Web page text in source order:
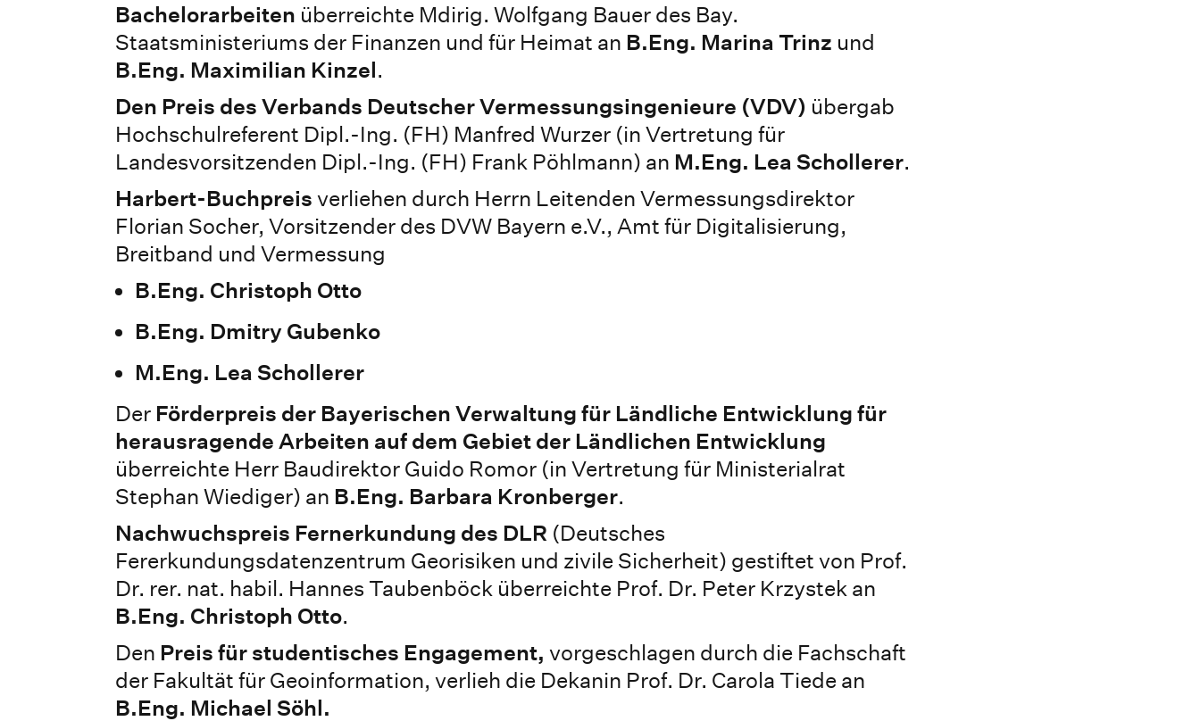
Bachelorarbeiten überreichte Mdirig. Wolfgang Bauer des Bay.
Staatsministeriums der Finanzen und für Heimat an B.Eng. Marina Trinz und
B.Eng. Maximilian Kinzel.
Den Preis des Verbands Deutscher Vermessungsingenieure (VDV) übergab
Hochschulreferent Dipl.-Ing. (FH) Manfred Wurzer (in Vertretung für
Landesvorsitzenden Dipl.-Ing. (FH) Frank Pöhlmann) an M.Eng. Lea Schollerer.
Harbert-Buchpreis verliehen durch Herrn Leitenden Vermessungsdirektor
Florian Socher, Vorsitzender des DVW Bayern e.V., Amt für Digitalisierung,
Breitband und Vermessung
B.Eng. Christoph Otto
B.Eng. Dmitry Gubenko
M.Eng. Lea Schollerer
Der Förderpreis der Bayerischen Verwaltung für Ländliche Entwicklung für
herausragende Arbeiten auf dem Gebiet der Ländlichen Entwicklung
überreichte Herr Baudirektor Guido Romor (in Vertretung für Ministerialrat
Stephan Wiediger) an B.Eng. Barbara Kronberger.
Nachwuchspreis Fernerkundung des DLR (Deutsches
Fererkundungsdatenzentrum Georisiken und zivile Sicherheit) gestiftet von Prof.
Dr. rer. nat. habil. Hannes Taubenböck überreichte Prof. Dr. Peter Krzystek an
B.Eng. Christoph Otto.
Den Preis für studentisches Engagement, vorgeschlagen durch die Fachschaft
der Fakultät für Geoinformation, verlieh die Dekanin Prof. Dr. Carola Tiede an
B.Eng. Michael Söhl.